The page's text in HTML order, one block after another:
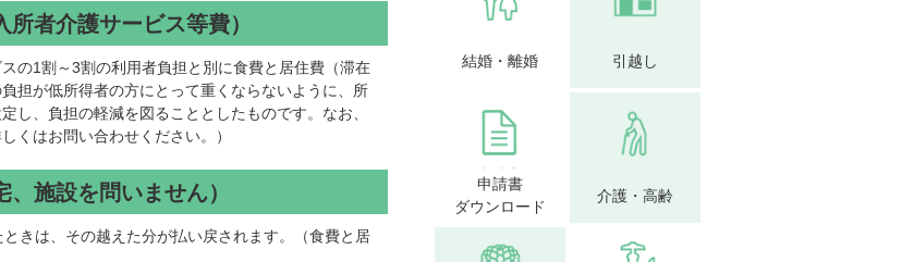
者介護サービス等費）
の1割～3割の利用者負担と別に食費と居住費（滞在
担が低所得者の方にとって重くならないように、所
し、負担の軽減を図ることとしたものです。なお、
くはお問い合わせください。）
施設を問いません）
きは、その越えた分が払い戻されます。（食費と居
結婚・離婚 引越し
申請書
ダウンロード
介護・高齢